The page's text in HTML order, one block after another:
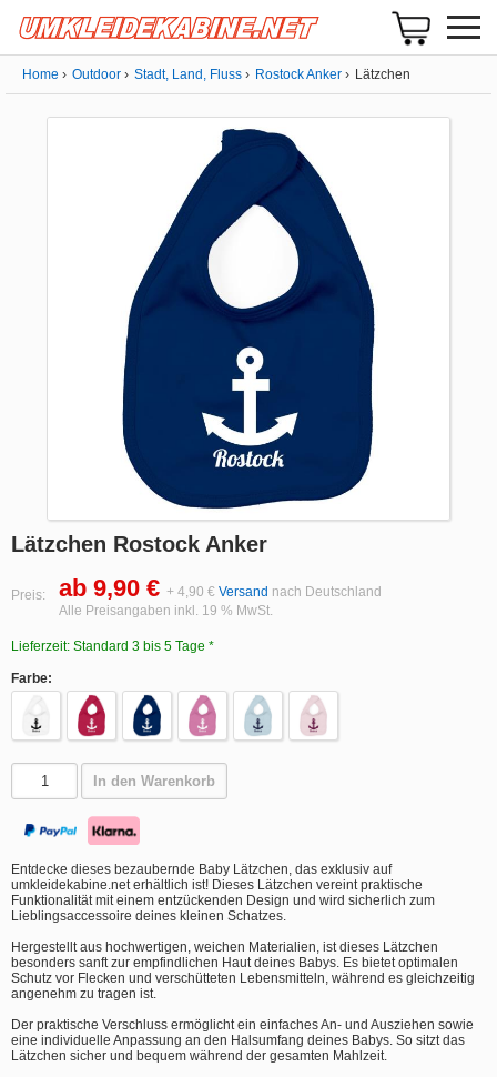
Home Outdoor Stadt, Land, Fluss Rostock Anker Lätzchen
Lätzchen Rostock Anker
Preis: ab 9,90 € + 4,90 € Versand nach Deutschland
Alle Preisangaben inkl. 19 % MwSt.
Lieferzeit: Standard 3 bis 5 Tage *
Farbe:
In den Warenkorb
Entdecke dieses bezaubernde Baby Lätzchen, das exklusiv auf
umkleidekabine.net erhältlich ist! Dieses Lätzchen vereint praktische
Funktionalität mit einem entzückenden Design und wird sicherlich zum
Lieblingsaccessoire deines kleinen Schatzes.
Hergestellt aus hochwertigen, weichen Materialien, ist dieses Lätzchen
besonders sanft zur empfindlichen Haut deines Babys. Es bietet optimalen
Schutz vor Flecken und verschütteten Lebensmitteln, während es gleichzeitig
angenehm zu tragen ist.
Der praktische Verschluss ermöglicht ein einfaches An- und Ausziehen sowie
eine individuelle Anpassung an den Halsumfang deines Babys. So sitzt das
Lätzchen sicher und bequem während der gesamten Mahlzeit.